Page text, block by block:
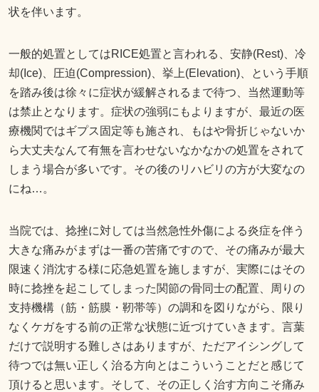
状を伴います。
一般的処置としてはRICE処置と言われる、安静(Rest)、冷
却(Ice)、圧迫(Compression)、挙上(Elevation)、という手順
を踏み後は徐々に症状が緩解されるまで待つ、当然運動等
は禁止となります。症状の強弱にもよりますが、最近の医
療機関ではギプス固定等も施され、もはや骨折じゃないか
ら大丈夫なんて有無を言わせないなかなかの処置をされて
しまう場合が多いです。その後のリハビリの方が大変なの
にね…。
当院では、捻挫に対しては当然急性外傷による炎症を伴う
大きな痛みがまずは一番の苦痛ですので、その痛みが最大
限速く消沈する様に応急処置を施しますが、実際にはその
時に捻挫を起こしてしまった関節の骨同士の配置、周りの
支持機構（筋・筋膜・靭帯等）の調和を図りながら、限り
なくケガをする前の正常な状態に近づけていきます。言葉
だけで説明する難しさはありますが、ただアイシングして
待つでは無い正しく治る方向とはこういうことだと感じて
頂けると思います。そして、その正しく治す方向こそ痛み